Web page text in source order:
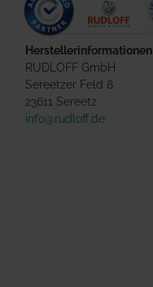
Herstellerinformationen
RUDLOFF GmbH
Sereetzer Feld 8
23611 Sereetz
info@rudloff.de